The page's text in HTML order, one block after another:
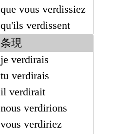
que vous verdissiez
qu'ils verdissent
条現
je verdirais
tu verdirais
il verdirait
nous verdirions
vous verdiriez